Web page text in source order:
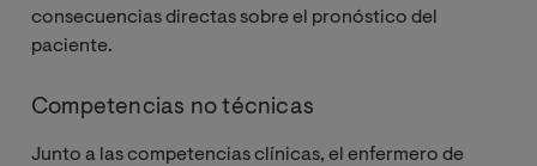
consecuencias directas sobre el pronóstico del
paciente.
Competencias no técnicas
Junto a las competencias clínicas, el enfermero de